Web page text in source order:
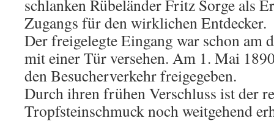
schlanken Rübeländer Fritz Sorge als
Zugangs für den wirklichen Entdecker.
Der freigelegte Eingang war schon am
mit einer Tür versehen. Am 1. Mai
den Besucherverkehr freigegeben.
Durch ihren frühen Verschluss ist der
Tropfsteinschmuck noch weitgehend